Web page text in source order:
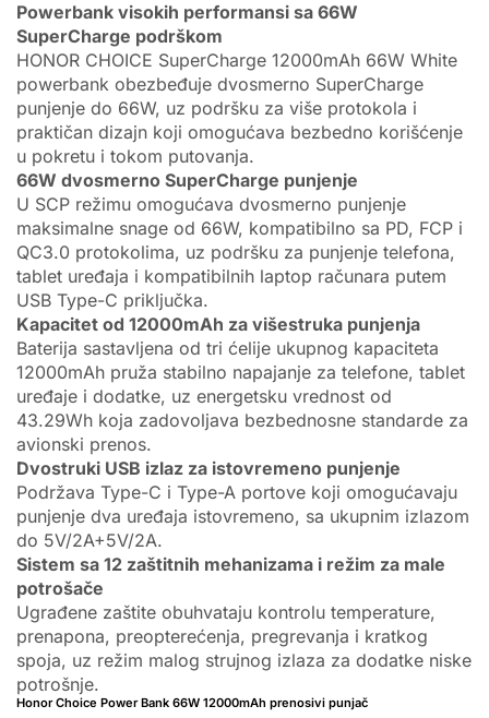
Powerbank visokih performansi sa 66W
SuperCharge podrškom
HONOR CHOICE SuperCharge 12000mAh 66W White
powerbank obezbeđuje dvosmerno SuperCharge
punjenje do 66W, uz podršku za više protokola i
praktičan dizajn koji omogućava bezbedno korišćenje
u pokretu i tokom putovanja.
66W dvosmerno SuperCharge punjenje
U SCP režimu omogućava dvosmerno punjenje
maksimalne snage od 66W, kompatibilno sa PD, FCP i
QC3.0 protokolima, uz podršku za punjenje telefona,
tablet uređaja i kompatibilnih laptop računara putem
USB Type-C priključka.
Kapacitet od 12000mAh za višestruka punjenja
Baterija sastavljena od tri ćelije ukupnog kapaciteta
12000mAh pruža stabilno napajanje za telefone, tablet
uređaje i dodatke, uz energetsku vrednost od
43.29Wh koja zadovoljava bezbednosne standarde za
avionski prenos.
Dvostruki USB izlaz za istovremeno punjenje
Podržava Type-C i Type-A portove koji omogućavaju
punjenje dva uređaja istovremeno, sa ukupnim izlazom
do 5V/2A+5V/2A.
Sistem sa 12 zaštitnih mehanizama i režim za male
potrošače
Ugrađene zaštite obuhvataju kontrolu temperature,
prenapona, preopterećenja, pregrevanja i kratkog
spoja, uz režim malog strujnog izlaza za dodatke niske
potrošnje.
Honor Choice Power Bank 66W 12000mAh prenosivi punjač